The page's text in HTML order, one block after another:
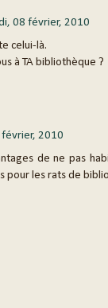
08 février, 2010
celui-là.
à TA bibliothèque ?
2010
de ne pas
pour les rats de